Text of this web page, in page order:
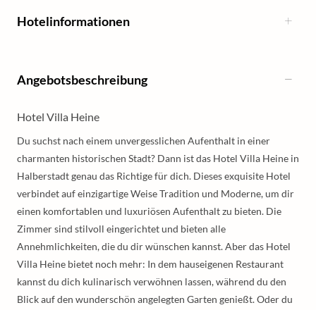
Hotelinformationen
Angebotsbeschreibung
Hotel Villa Heine
Du suchst nach einem unvergesslichen Aufenthalt in einer
charmanten historischen Stadt? Dann ist das Hotel Villa Heine in
Halberstadt genau das Richtige für dich. Dieses exquisite Hotel
verbindet auf einzigartige Weise Tradition und Moderne, um dir
einen komfortablen und luxuriösen Aufenthalt zu bieten. Die
Zimmer sind stilvoll eingerichtet und bieten alle
Annehmlichkeiten, die du dir wünschen kannst. Aber das Hotel
Villa Heine bietet noch mehr: In dem hauseigenen Restaurant
kannst du dich kulinarisch verwöhnen lassen, während du den
Blick auf den wunderschön angelegten Garten genießt. Oder du